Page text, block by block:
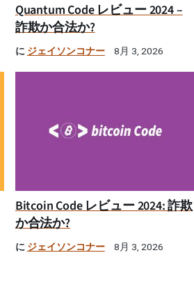
Quantum Code レビュー 2024 –
詐欺か合法か?
に ジェイソンコナー 8月 3, 2026
Bitcoin Code レビュー 2024: 詐欺
か合法か?
に ジェイソンコナー 8月 3, 2026